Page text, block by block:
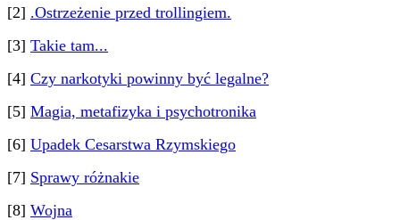
[2] .Ostrzeżenie przed trollingiem.
[3] Takie tam...
[4] Czy narkotyki powinny być legalne?
[5] Magia, metafizyka i psychotronika
[6] Upadek Cesarstwa Rzymskiego
[7] Sprawy różnakie
[8] Wojna